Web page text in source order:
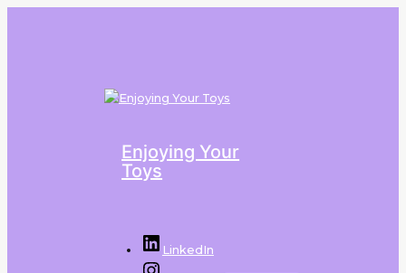
Enjoying Your
Toys
LinkedIn